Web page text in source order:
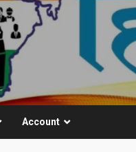
Account